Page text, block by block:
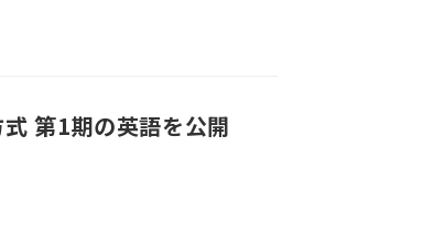
第1期の英語を公開